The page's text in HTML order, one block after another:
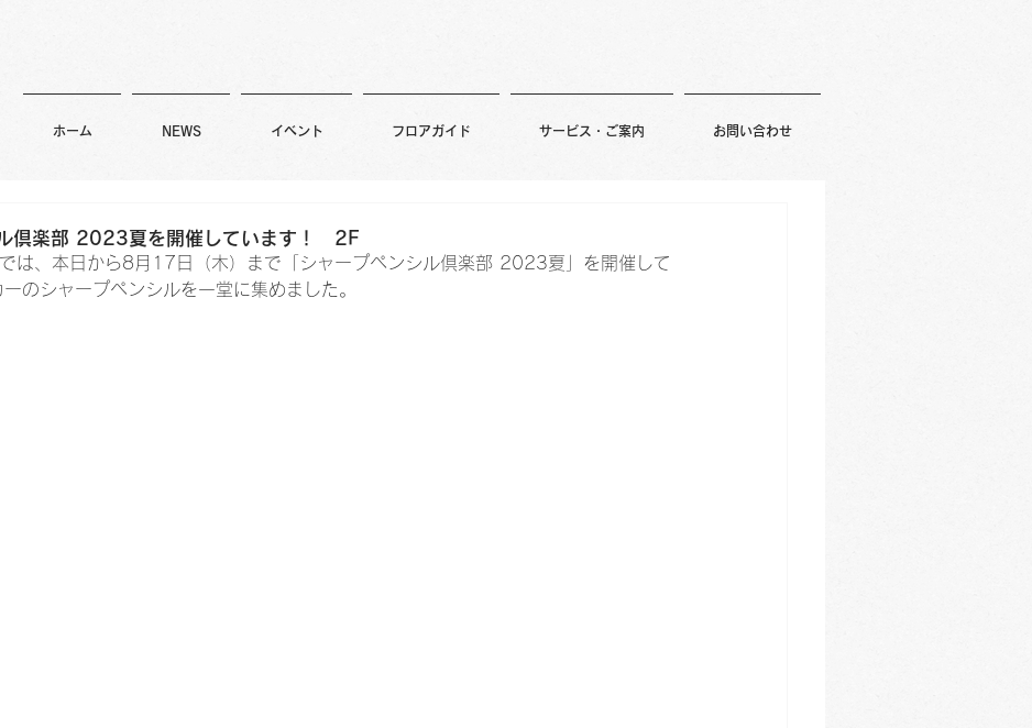
ホーム NEWS イベント フロアガイド サービス・ご案内 お問い合わせ
倶楽部 2023夏を開催しています！ 2F
は、本日から8月17日（木）まで「シャープペンシル倶楽部 2023夏」を開催して
のシャープペンシルを一堂に集めました。